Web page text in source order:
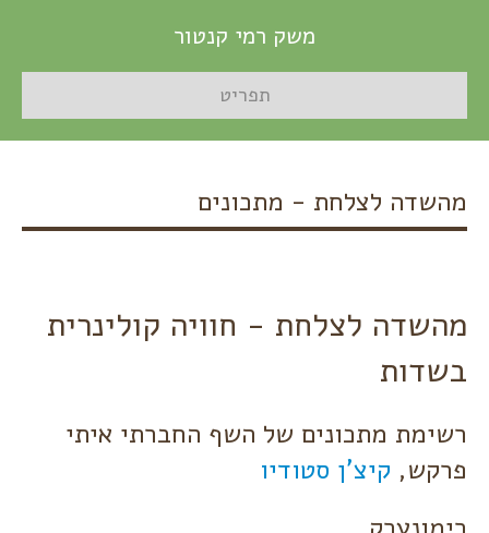
משק רמי קנטור
תפריט
מהשדה לצלחת - מתכונים
מהשדה לצלחת - חוויה קולינרית
בשדות
רשימת מתכונים של השף החברתי איתי
פרקש, קיצ'ן סטודיו